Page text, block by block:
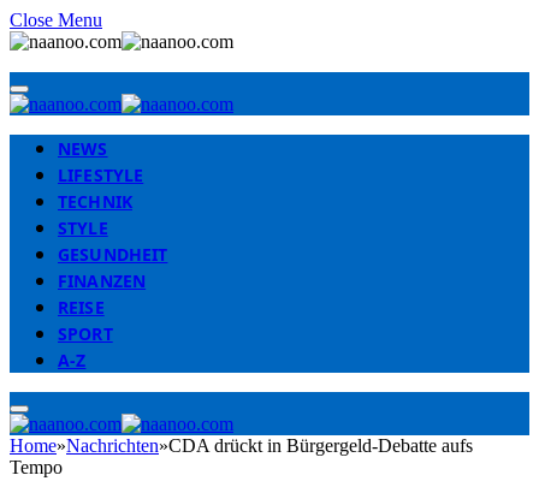
Close Menu
NEWS
LIFESTYLE
TECHNIK
STYLE
GESUNDHEIT
FINANZEN
REISE
SPORT
A-Z
Home»Nachrichten»CDA drückt in Bürgergeld-Debatte aufs
Tempo